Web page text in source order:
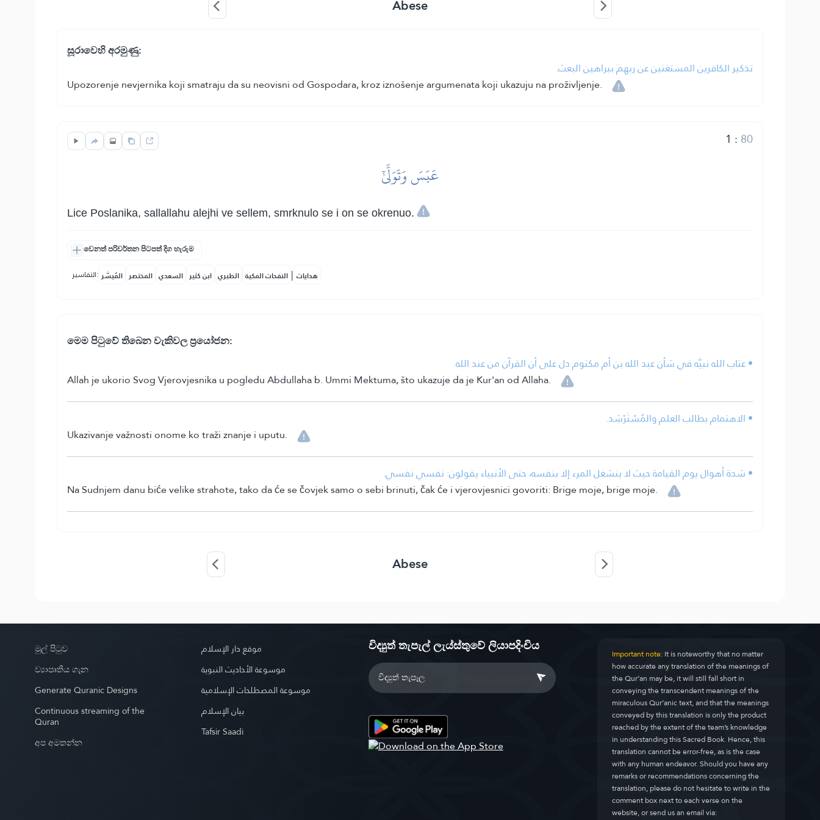
Abese
සූරාවෙහි අරමුණු:
تذكير الكافرين المستغنين عن ربهم ببراهين البعث.
Upozorenje nevjernika koji smatraju da su neovisni od Gospodara, kroz iznošenje argumenata koji ukazuju na proživljenje.
1 : 80
عَبَسَ وَتَوَلَّىٰٓ
Lice Poslanika, sallallahu alejhi ve sellem, smrknulo se i on se okrenuo.
වෙනත් පරිවර්තන පිටපත් දිග හැරුම
التفاسير: المُيسَّر المختصر السعدي ابن كثير الطبري النفحات المكية | هدايات
මෙ⁣ම පිටුවේ තිබෙන වැකිවල ප්‍රයෝජන:
• عتاب الله نبيَّه في شأن عبد الله بن أم مكتوم دل على أن القرآن من عند الله.
Allah je ukorio Svog Vjerovjesnika u pogledu Abdullaha b. Ummi Mektuma, što ukazuje da je Kur'an od Allaha.
• الاهتمام بطالب العلم والمُسْتَرْشِد.
Ukazivanje važnosti onome ko traži znanje i uputu.
• شدة أهوال يوم القيامة حيث لا ينشغل المرء إلا بنفسه، حتى الأنبياء يقولون: نفسي نفسي.
Na Sudnjem danu biće velike strahote, tako da će se čovjek samo o sebi brinuti, čak će i vjerovjesnici govoriti: Brige moje, brige moje.
Abese
මුල් පිටුව
ව්‍යාපෘතිය ගැන
Generate Quranic Designs
Continuous streaming of the
Quran
අප අමතන්න
موقع دار الإسلام
موسوعة الأحاديث النبوية
موسوعة المصطلحات الإسلامية
بيان الإسلام
Tafsir Saadi
විද්‍යුත් තැපැල් ලැය්ස්තුවේ ලියාපදිංචිය Important note:It is noteworthy that no matter
how accurate any translation of the meanings of
the Qur’an may be, it will still fall short in
conveying the transcendent meanings of the
miraculous Qur’anic text, and that the meanings
conveyed by this translation is only the product
reached by the extent of the team’s knowledge
in understanding this Sacred Book. Hence, this
translation cannot be error-free, as is the case
with any human endeavor. Should you have any
remarks or recommendations concerning the
translation, please do not hesitate to write in the
comment box next to each verse on the
website, or send us an email via: